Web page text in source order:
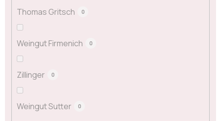
Thomas Gritsch 0
Weingut Firmenich 0
Zillinger 0
Weingut Sutter 0